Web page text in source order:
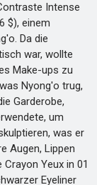
Intense
$), einem
Da die
war, wollte
Make-ups zu
Nyong'o trug,
Garderobe,
um
was er
Augen, Lippen
Yeux in 01
Eyeliner